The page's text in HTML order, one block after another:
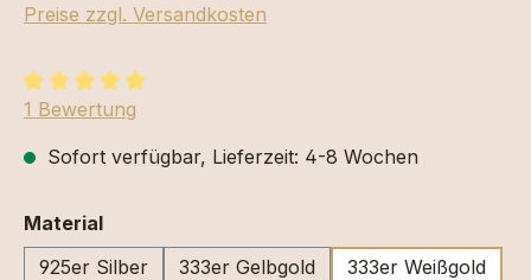
Preise zzgl. Versandkosten
Durchschnittliche Bewertung von 5 von 5 Sternen
1 Bewertung
Sofort verfügbar, Lieferzeit: 4-8 Wochen
Materialauswählen
925er Silber
333er Gelbgold 333er Weißgold